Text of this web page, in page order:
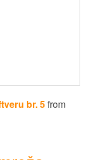
br. 5from